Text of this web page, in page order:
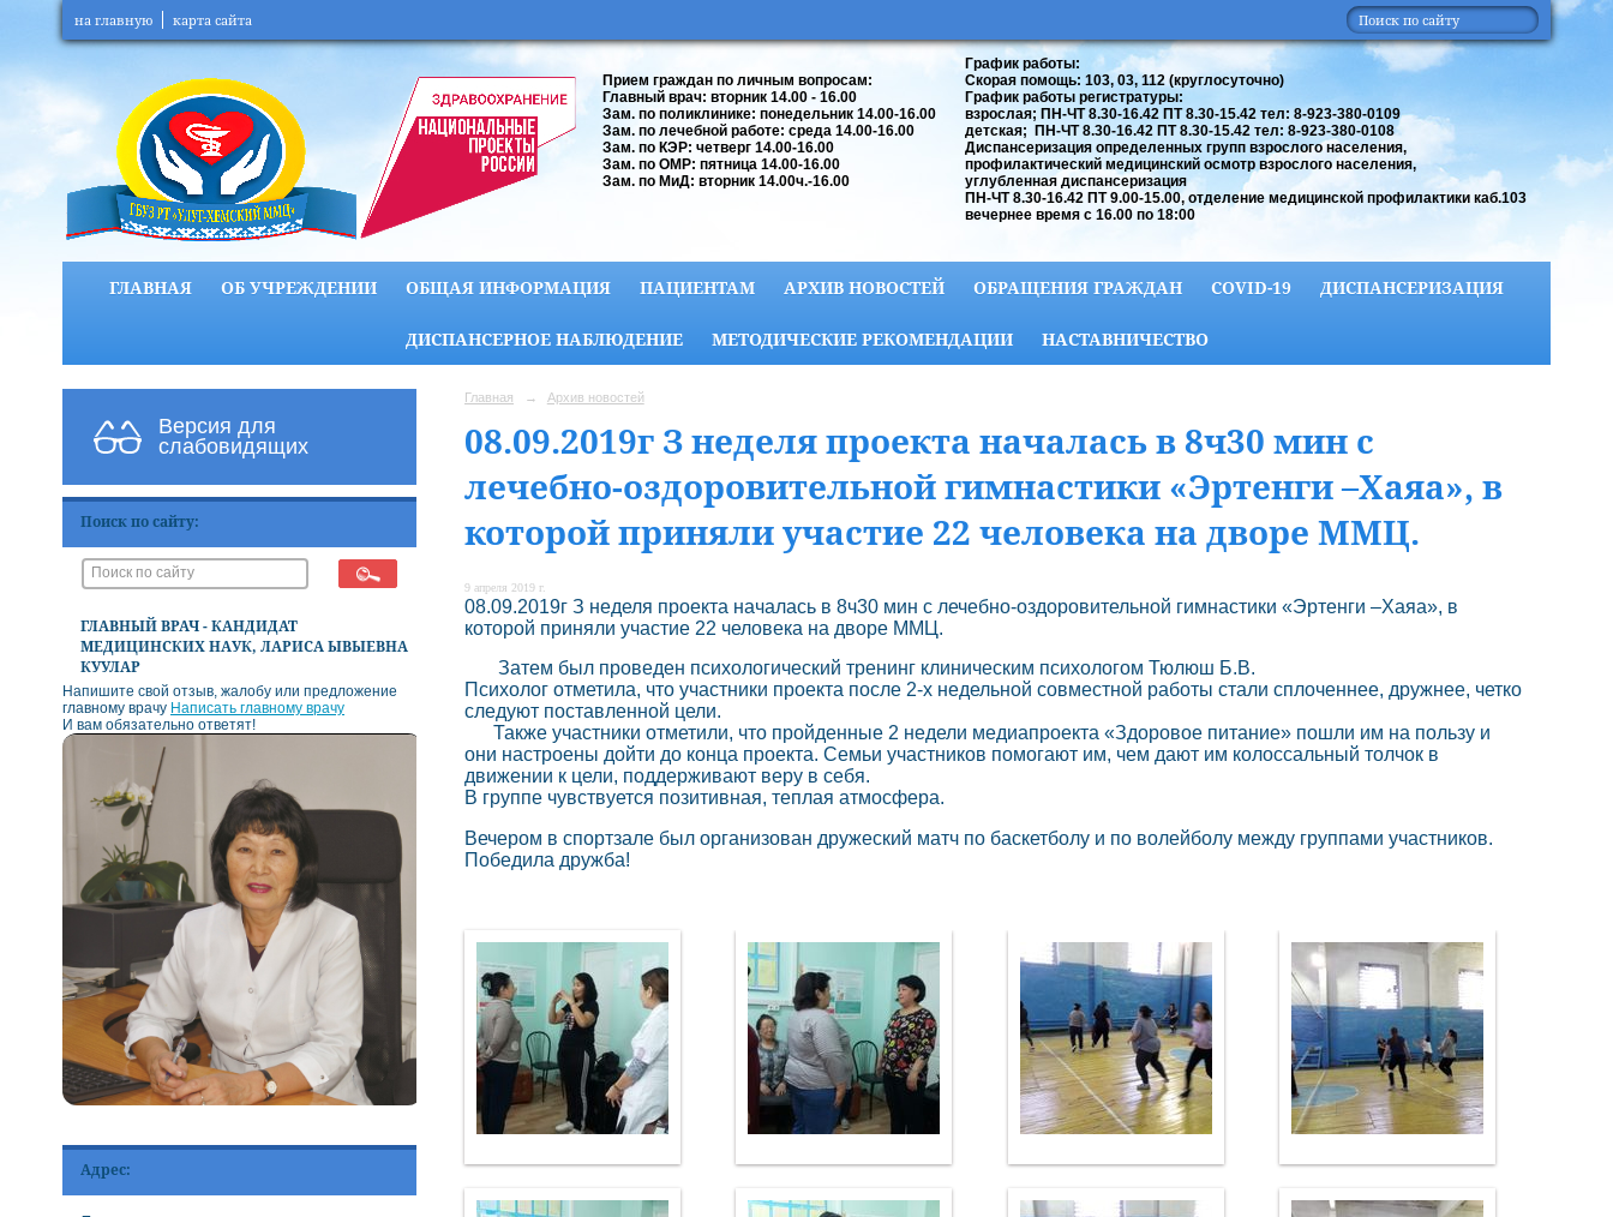
на главную карта сайта
Прием граждан по личным вопросам:
Главный врач: вторник 14.00 - 16.00
Зам. по поликлинике: понедельник 14.00-16.00
Зам. по лечебной работе: среда 14.00-16.00
Зам. по КЭР: четверг 14.00-16.00
Зам. по ОМР: пятница 14.00-16.00
Зам. по МиД: вторник 14.00ч.-16.00
График работы:
Скорая помощь: 103, 03, 112 (круглосуточно)
График работы регистратуры:
взрослая; ПН-ЧТ 8.30-16.42 ПТ 8.30-15.42 тел: 8-923-380-0109
детская; ПН-ЧТ 8.30-16.42 ПТ 8.30-15.42 тел: 8-923-380-0108
Диспансеризация определенных групп взрослого населения,
профилактический медицинский осмотр взрослого населения,
углубленная диспансеризация
ПН-ЧТ 8.30-16.42 ПТ 9.00-15.00, отделение медицинской профилактики каб.103
вечернее время с 16.00 по 18:00
ГЛАВНАЯ ОБ УЧРЕЖДЕНИИ ОБЩАЯ ИНФОРМАЦИЯ ПАЦИЕНТАМ АРХИВ НОВОСТЕЙ ОБРАЩЕНИЯ ГРАЖДАН COVID-19 ДИСПАНСЕРИЗАЦИЯ
ДИСПАНСЕРНОЕ НАБЛЮДЕНИЕ МЕТОДИЧЕСКИЕ РЕКОМЕНДАЦИИ НАСТАВНИЧЕСТВО
Версия для
слабовидящих
Поиск по сайту:
ГЛАВНЫЙ ВРАЧ - КАНДИДАТ
МЕДИЦИНСКИХ НАУК, ЛАРИСА ЫВЫЕВНА
КУУЛАР
Напишите свой отзыв, жалобу или предложение
главному врачу Написать главному врачу
И вам обязательно ответят!
Адрес:
Главная → Архив новостей
08.09.2019г З неделя проекта началась в 8ч30 мин с
лечебно-оздоровительной гимнастики «Эртенги –Хаяа», в
которой приняли участие 22 человека на дворе ММЦ.
9 апреля 2019 г.
08.09.2019г З неделя проекта началась в 8ч30 мин с лечебно-оздоровительной гимнастики «Эртенги –Хаяа», в
которой приняли участие 22 человека на дворе ММЦ.
Затем был проведен психологический тренинг клиническим психологом Тюлюш Б.В.
Психолог отметила, что участники проекта после 2-х недельной совместной работы стали сплоченнее, дружнее, четко
следуют поставленной цели.
Также участники отметили, что пройденные 2 недели медиапроекта «Здоровое питание» пошли им на пользу и
они настроены дойти до конца проекта. Семьи участников помогают им, чем дают им колоссальный толчок в
движении к цели, поддерживают веру в себя.
В группе чувствуется позитивная, теплая атмосфера.
Вечером в спортзале был организован дружеский матч по баскетболу и по волейболу между группами участников.
Победила дружба!